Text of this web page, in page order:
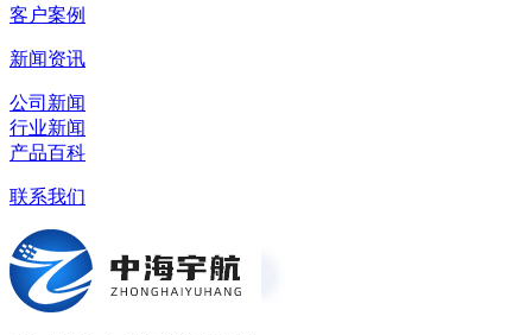
客户案例
新闻资讯
公司新闻
行业新闻
产品百科
联系我们